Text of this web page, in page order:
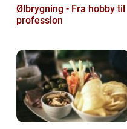
Ølbrygning - Fra hobby til
profession